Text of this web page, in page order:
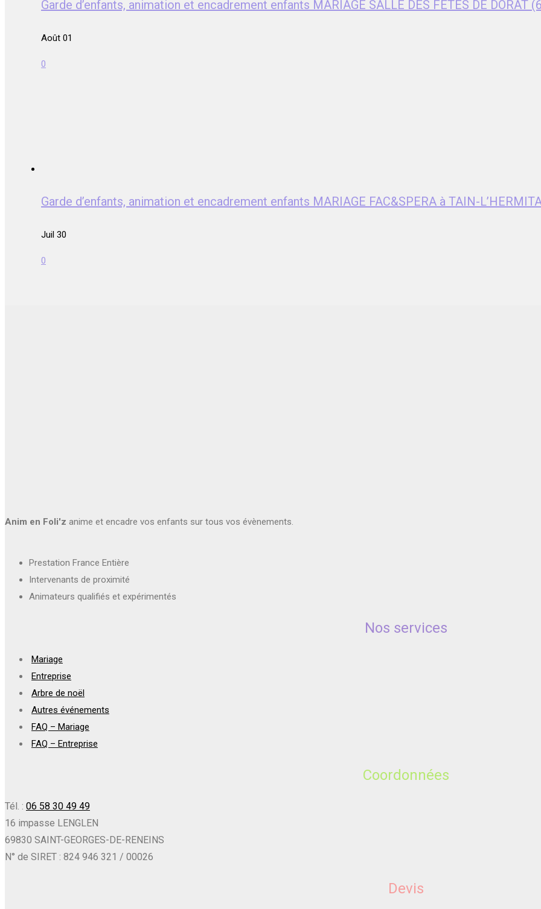
Garde d’enfants, animation et encadrement enfants MARIAGE SALLE DES FETES DE DORAT
Août 01
0
Garde d’enfants, animation et encadrement enfants MARIAGE FAC&SPERA à TAIN-
Juil 30
0
Anim en Foli'z anime et encadre vos enfants sur tous vos évènements.
Prestation France Entière
Intervenants de proximité
Animateurs qualifiés et expérimentés
Nos services
Mariage
Entreprise
Arbre de noël
Autres événements
FAQ – Mariage
FAQ – Entreprise
Coordonnées
Tél. : 06 58 30 49 49
16 impasse LENGLEN
69830 SAINT-GEORGES-DE-RENEINS
N° de SIRET : 824 946 321 / 00026
Devis